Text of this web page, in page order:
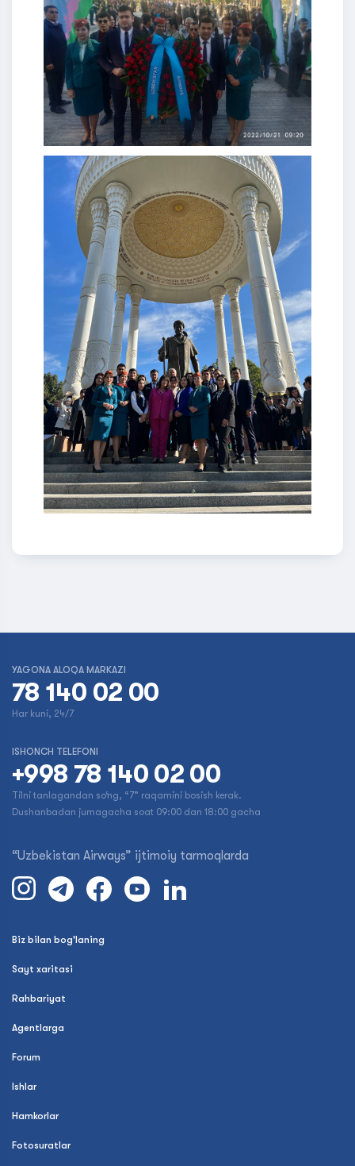
YAGONA ALOQA MARKAZI
78 140 02 00
Har kuni, 24/7
ISHONCH TELEFONI
+998 78 140 02 00
Tilni tanlagandan so‘ng, “7” raqamini bosish kerak.
Dushanbadan jumagacha soat 09:00 dan 18:00 gacha
“Uzbekistan Airways” ijtimoiy tarmoqlarda
Biz bilan bog'laning
Sayt xaritasi
Rahbariyat
Agentlarga
Forum
Ishlar
Hamkorlar
Fotosuratlar